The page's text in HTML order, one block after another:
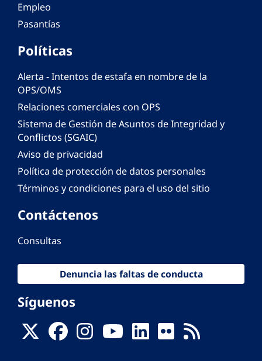
Empleo
Pasantías
Políticas
Alerta - Intentos de estafa en nombre de la
OPS/OMS
Relaciones comerciales con OPS
Sistema de Gestión de Asuntos de Integridad y
Conflictos (SGAIC)
Aviso de privacidad
Política de protección de datos personales
Términos y condiciones para el uso del sitio
Contáctenos
Consultas
Denuncia las faltas de conducta
Síguenos